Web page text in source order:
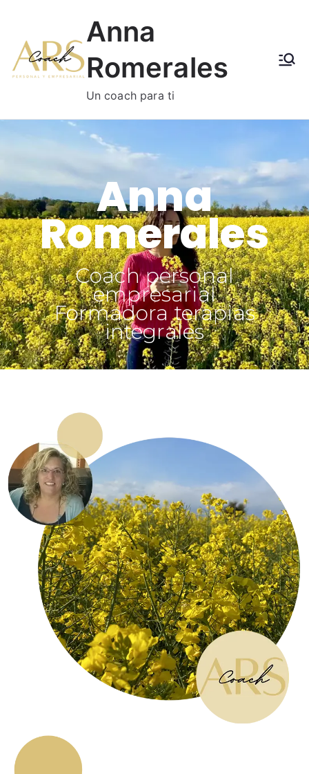
Anna
Romerales
Un coach para ti
Anna
Romerales
Coach personal
empresarial
Formadora terapias
integrales